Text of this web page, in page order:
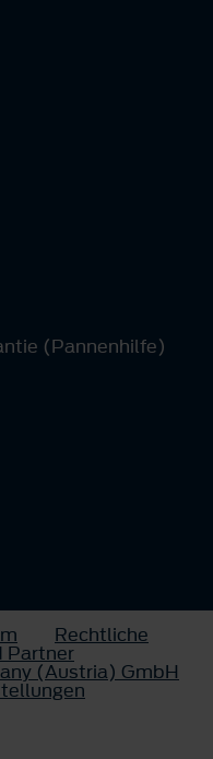
(Pannenhilfe)
Rechtliche
Partner
(Austria) GmbH